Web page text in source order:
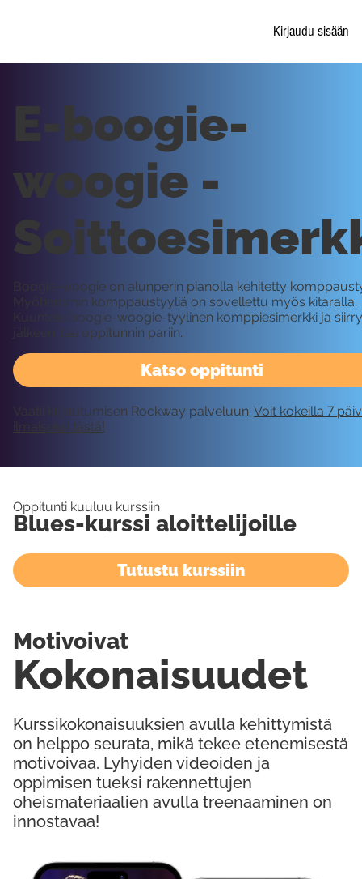
Kirjaudu sisään
Katso oppitunti
E-boogie-
woogie -
Boogie-woogie on alunperin pianolla kehitetty
Myöhemmin komppaustyyliä on sovellettu myös kitaralla.
Kuuntele boogie-woogie-tyylinen komppiesimerkki ja
jälkeen itse oppitunnin pariin.
Vaatii kirjautumisen Rockway palveluun. Voit kokeilla 7
ilmaiseksi tästä!
Oppitunti kuuluu kurssiin
Blues-kurssi aloittelijoille
Tutustu kurssiin
Kurssikokonaisuuksien avulla kehittymistä
on helppo seurata, mikä tekee etenemisestä
motivoivaa. Lyhyiden videoiden ja
oppimisen tueksi rakennettujen
oheismateriaalien avulla treenaaminen on
innostavaa!
Kokonaisuudet
Motivoivat